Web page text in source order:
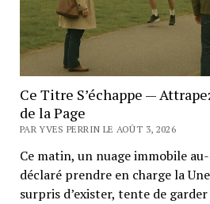
Ce Titre S’échappe —
de la Page
PAR YVES PERRIN LE AOÛT 3, 2026
Ce matin, un nuage immobile au-
déclaré prendre en charge la
surpris d’exister, tente de